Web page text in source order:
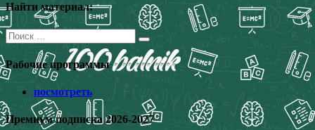
Найти материал:
Поиск
для:
Рабочие программы
посмотреть
Премиум подписка 2026-2027